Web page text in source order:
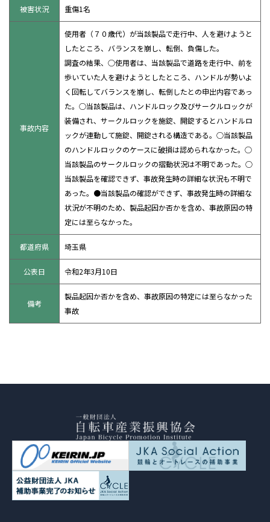
被害状況 重傷1名
事故内容
使用者（７０歳代）が当該製品で走行中、人を避けようと
したところ、バランスを崩し、転倒、負傷した。
調査の結果、○使用者は、当該製品で道路を走行中、前を
歩いていた人を避けようとしたところ、ハンドルが勢いよ
く回転してバランスを崩し、転倒したとの申出内容であっ
た。○当該製品は、ハンドルロック及びサークルロックが
装備され、サークルロックを施錠、開錠するとハンドルロ
ックが連動して施錠、開錠される構造である。○当該製品
のハンドルロックのケースに破損は認められなかった。○
当該製品のサークルロックの摺動状況は不明であった。○
当該製品を確認できず、事故発生時の詳細な状況も不明で
あった。●当該製品の確認ができず、事故発生時の詳細な
状況が不明のため、製品起因か否かを含め、事故原因の特
定には至らなかった。
都道府県 埼玉県
公表日 令和2年3月10日
備考
製品起因か否かを含め、事故原因の特定には至らなかった
事故